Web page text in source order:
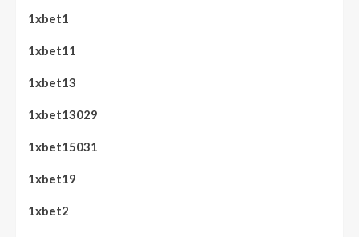
1xbet1
1xbet11
1xbet13
1xbet13029
1xbet15031
1xbet19
1xbet2